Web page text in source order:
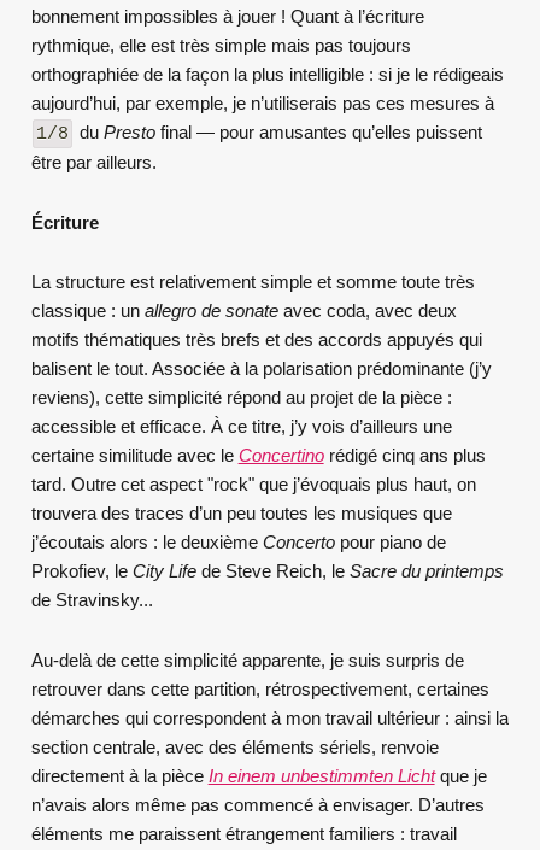
bonnement impossibles à jouer ! Quant à l’écriture
rythmique, elle est très simple mais pas toujours
orthographiée de la façon la plus intelligible : si je le rédigeais
aujourd’hui, par exemple, je n’utiliserais pas ces mesures à
1/8 duPresto final — pour amusantes qu’elles puissent
être par ailleurs.
Écriture
La structure est relativement simple et somme toute très
classique : un allegro de sonateavec coda, avec deux
motifs thématiques très brefs et des accords appuyés qui
balisent le tout. Associée à la polarisation prédominante (j’y
reviens), cette simplicité répond au projet de la pièce :
accessible et efficace. À ce titre, j’y vois d’ailleurs une
certaine similitude avec le Concertinorédigé cinq ans plus
tard. Outre cet aspect "rock" que j’évoquais plus haut, on
trouvera des traces d’un peu toutes les musiques que
j’écoutais alors : le deuxième Concertopour piano de
Prokofiev, le City Lifede Steve Reich, le Sacre du printemps
de Stravinsky...
Au-delà de cette simplicité apparente, je suis surpris de
retrouver dans cette partition, rétrospectivement, certaines
démarches qui correspondent à mon travail ultérieur : ainsi la
section centrale, avec des éléments sériels, renvoie
directement à la pièce In einem unbestimmten Lichtque je
n’avais alors même pas commencé à envisager. D’autres
éléments me paraissent étrangement familiers : travail